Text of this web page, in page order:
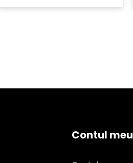
Contul meu